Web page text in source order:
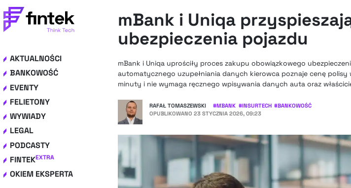
AKTUALNOŚCI
BANKOWOŚĆ
EVENTY
FELIETONY
WYWIADY
LEGAL
PODCASTY
FINTEKEXTRA
OKIEM EKSPERTA
mBank i Uniqa
ubezpieczenia pojazdu
mBank i Uniqa uprościły proces zakupu obowiązkowego
automatycznego uzupełniania danych kierowca poznaje cenę polisy
minuty i nie wymaga ręcznego wpisywania danych auta oraz
RAFAŁ TOMASZEWSKI #MBANK #INSURTECH #BANKOWOŚĆ
OPUBLIKOWANO 23 STYCZNIA 2026, 09:23